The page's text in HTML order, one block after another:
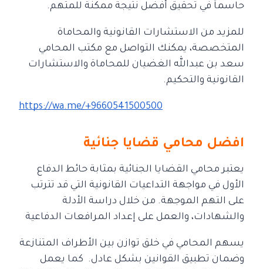
حاسماً في تحقيق أفضل نتيجة ممكنة للمتهم.
للمزيد من الاستشارات القانونية والمحاماة
المتخصصة، يمكنك التواصل مع مكتب المحامي
سعد بن عبدالله الغضيان للمحاماة والاستشارات
القانونية والتحكيم.
https://wa.me/+9660541500500
افضل محامي قضايا جنائية
يعتبر محامي القضايا الجنائية بمثابة حائط الدفاع
الأول في مواجهة التداعيات القانونية التي قد تترتب
على التهم الموجهة. من خلال دراسة الأدلة
والشهادات، والعمل على إعداد المرافعات الدفاعية
يسهم المحامي في خلق توازن بين الأطراف المتنازعة
وضمان تطبيق القوانين بشكل عادل. كما يعمل